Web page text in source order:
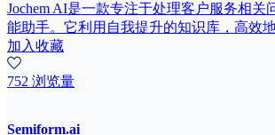
Jochem AI是一款专注于处理客户服务相关
能助手。它利用自我提升的知识库，高效
加入收藏
752 浏览量
Semiform.ai